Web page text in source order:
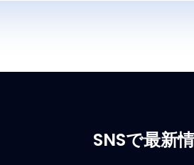
SNSで最新